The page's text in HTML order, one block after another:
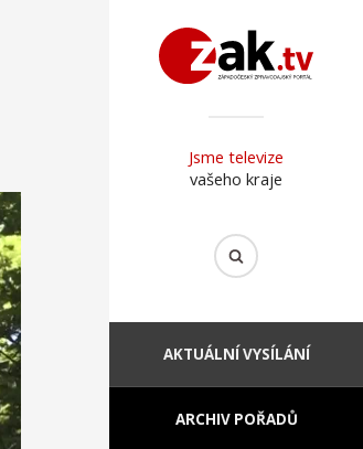
Jsme televize
vašeho kraje
AKTUÁLNÍ VYSÍLÁNÍ
ARCHIV POŘADŮ